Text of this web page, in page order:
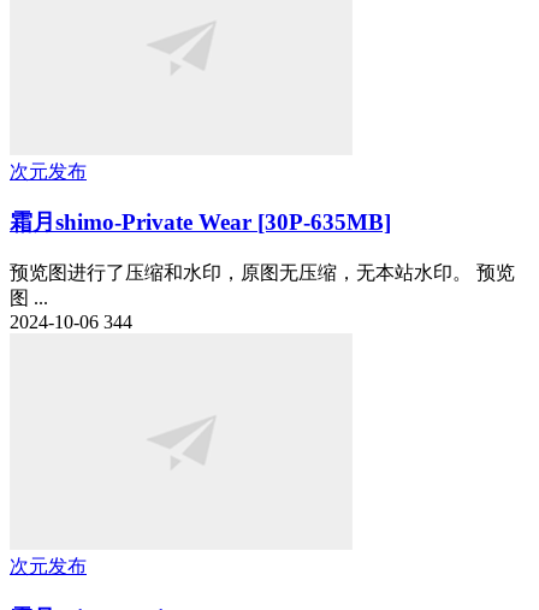
次元发布
霜月shimo-Private Wear [30P-635MB]
预览图进行了压缩和水印，原图无压缩，无本站水印。 预览
图 ...
2024-10-06 344
次元发布